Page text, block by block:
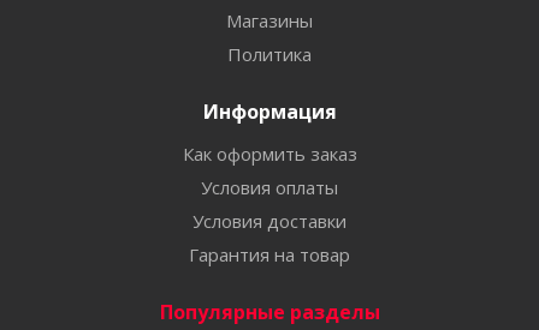
Магазины
Политика
Информация
Как оформить заказ
Условия оплаты
Условия доставки
Гарантия на товар
Популярные разделы